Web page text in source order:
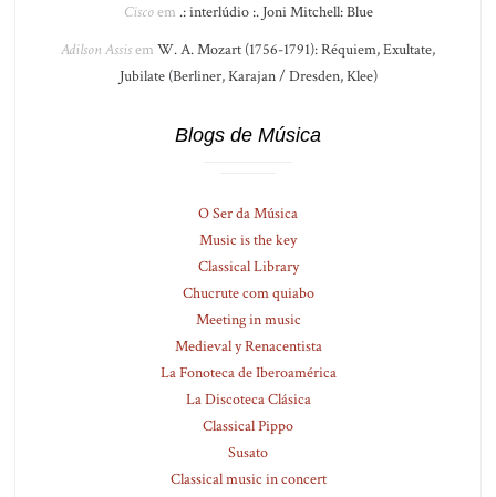
Ciscoem .: interlúdio :. Joni Mitchell: Blue
Adilson Assisem W. A. Mozart (1756-1791): Réquiem, Exultate,
Jubilate (Berliner, Karajan / Dresden, Klee)
Blogs de Música
O Ser da Música
Music is the key
Classical Library
Chucrute com quiabo
Meeting in music
Medieval y Renacentista
La Fonoteca de Iberoamérica
La Discoteca Clásica
Classical Pippo
Susato
Classical music in concert